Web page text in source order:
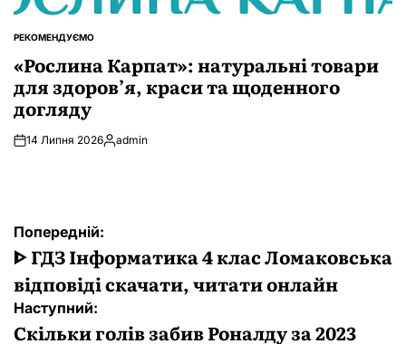
ОПУБЛІКУВАТИ
РЕКОМЕНДУЄМО
«Рослина Карпат»: натуральні товари
для здоров’я, краси та щоденного
догляду
14 Липня 2026Опубліковано
admin
Навігація
записів
Попередній:
ᐈ ГДЗ Інформатика 4 клас Ломаковська
відповіді скачати, читати онлайн
Наступний:
Скільки голів забив Роналду за 2023